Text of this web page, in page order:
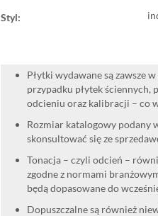
Styl:
Płytki wydawane są zawsze
przypadku płytek ściennych,
odcieniu oraz kalibracji – co
Rozmiar katalogowy podany
skonsultować się ze
Tonacja – czyli odcień –
zgodne z normami
będą dopasowane do
Dopuszczalne są również